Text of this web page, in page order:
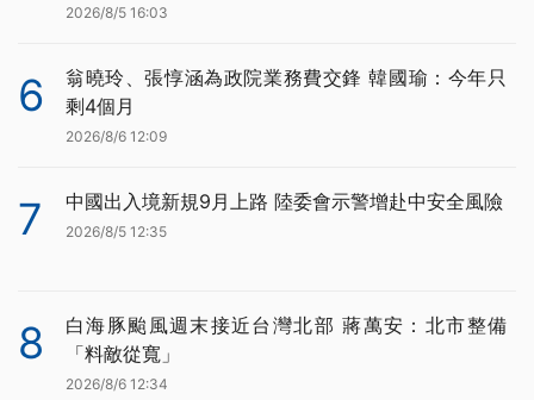
2026/8/5 16:03
6
翁曉玲、張惇涵為政院業務費交鋒 韓國瑜：今年只
剩4個月
2026/8/6 12:09
7 中國出入境新規9月上路 陸委會示警增赴中安全風險
2026/8/5 12:35
8
白海豚颱風週末接近台灣北部 蔣萬安：北市整備
「料敵從寬」
2026/8/6 12:34